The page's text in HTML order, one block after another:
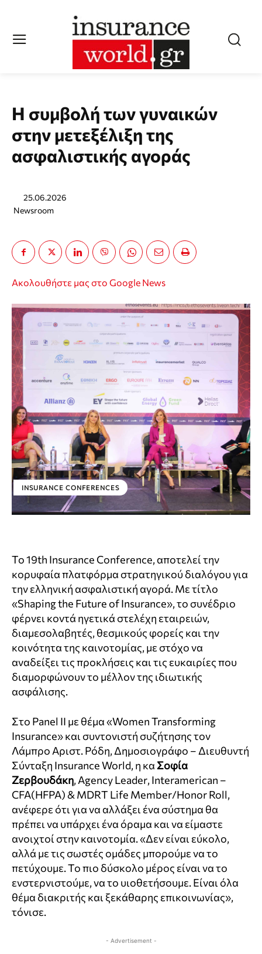
Η συμβολή των γυναικών
στην μετεξέλιξη της
ασφαλιστικής αγοράς
25.06.2026
Newsroom
Ακολουθήστε μας στο Google News
INSURANCE CONFERENCES
Το 19th Insurance Conference, αποτελεί την
κορυφαία πλατφόρμα στρατηγικού διαλόγου για
την ελληνική ασφαλιστική αγορά. Με τίτλο
«Shaping the Future of Insurance», το συνέδριο
φέρνει κοντά ηγετικά στελέχη εταιρειών,
διαμεσολαβητές, θεσμικούς φορείς και την
κοινότητα της καινοτομίας, με στόχο να
αναδείξει τις προκλήσεις και τις ευκαιρίες που
διαμορφώνουν το μέλλον της ιδιωτικής
ασφάλισης.
Στο Panel II με θέμα «WomenTransforming
Insurance» και συντονιστή συζήτησης τον
Λάμπρο Αριστ. Ρόδη, Δημοσιογράφο – Διευθυντή
Σύνταξη InsuranceWorld, η καΣοφία
Ζερβουδάκη, AgencyLeader, Interamerican –
CFA(HFPA) & MDRT Life Member/HonorRoll,
ανέφερε ότι για να αλλάξει ένα σύστημα θα
πρέπει να υπάρχει ένα όραμα και να είμαστε
ανοιχτοί στην καινοτομία. «Δεν είναι εύκολο,
αλλά με τις σωστές ομάδες μπορούμε να το
πετύχουμε. Το πιο δύσκολο μέρος είναι να το
ενστερνιστούμε, να το υιοθετήσουμε. Είναι όλα
θέμα διακριτής και ξεκάθαρης επικοινωνίας»,
τόνισε.
- Advertisement -